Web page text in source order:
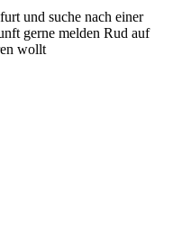
und suche nach einer
gerne melden Rud auf
wollt